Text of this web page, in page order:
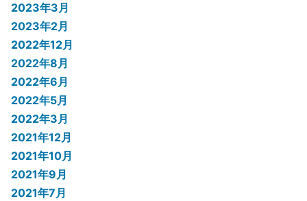
2023年3月
2023年2月
2022年12月
2022年8月
2022年6月
2022年5月
2022年3月
2021年12月
2021年10月
2021年9月
2021年7月